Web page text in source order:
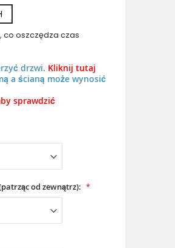
podwójne drzwi pokryte
co oszczędza czas
drzwi. Kliknij tutaj
a ścianą może wynosić
sprawdzić
od zewnątrz):